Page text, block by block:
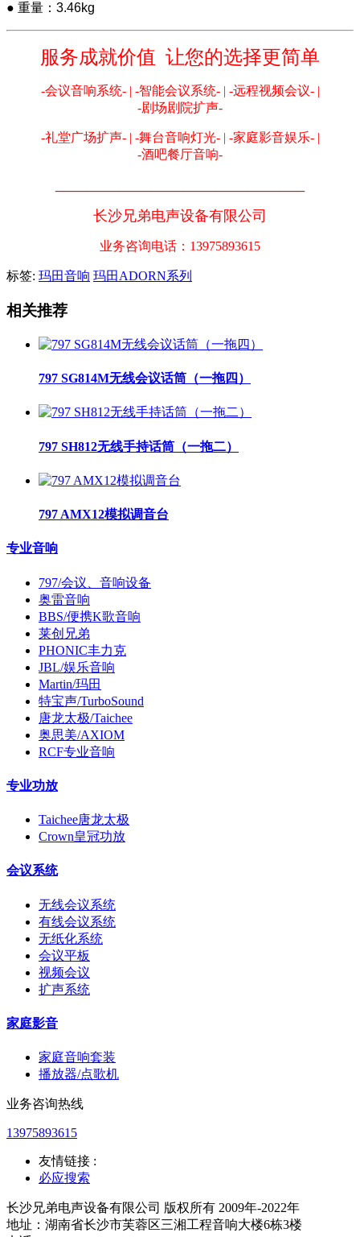
● 重量：3.46kg
服务成就价值 让您的选择更简单
-会议音响系统- | -智能会议系统- | -远程视频会议- |
-剧场剧院扩声-
-礼堂广场扩声- | -舞台音响灯光- | -家庭影音娱乐- |
-酒吧餐厅音响-
长沙兄弟电声设备有限公司
业务咨询电话：13975893615
标签: 玛田音响 玛田ADORN系列
相关推荐
797 SG814M无线会议话筒（一拖四）
797 SH812无线手持话筒（一拖二）
797 AMX12模拟调音台
专业音响
797/会议、音响设备
奥雷音响
BBS/便携K歌音响
莱创兄弟
PHONIC丰力克
JBL/娱乐音响
Martin/玛田
特宝声/TurboSound
唐龙太极/Taichee
奥思美/AXIOM
RCF专业音响
专业功放
Taichee唐龙太极
Crown皇冠功放
会议系统
无线会议系统
有线会议系统
无纸化系统
会议平板
视频会议
扩声系统
家庭影音
家庭音响套装
播放器/点歌机
业务咨询热线
13975893615
友情链接 :
必应搜索
长沙兄弟电声设备有限公司 版权所有 2009年-2022年
地址：湖南省长沙市芙蓉区三湘工程音响大楼6栋3楼